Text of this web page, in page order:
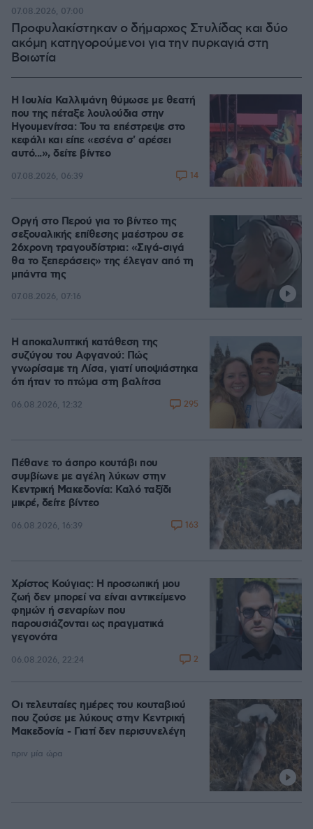
Προφυλακίστηκαν ο δήμαρχος Στυλίδας και δύο
ακόμη κατηγορούμενοι για την πυρκαγιά στη
Βοιωτία
07.08.2026, 07:00
Η Ιουλία Καλλιμάνη θύμωσε με θεατή
που της πέταξε λουλούδια στην
Ηγουμενίτσα: Του τα επέστρεψε στο
κεφάλι και είπε «εσένα σ' αρέσει
αυτό...», δείτε βίντεο
07.08.2026, 06:39 14
Οργή στο Περού για το βίντεο της
σεξουαλικής επίθεσης μαέστρου σε
26χρονη τραγουδίστρια: «Σιγά-σιγά
θα το ξεπεράσεις» της έλεγαν από τη
μπάντα της
07.08.2026, 07:16
Η αποκαλυπτική κατάθεση της
συζύγου του Αφγανού: Πώς
γνωρίσαμε τη Λίσα, γιατί υποψιάστηκα
ότι ήταν το πτώμα στη βαλίτσα
06.08.2026, 12:32 295
Πέθανε το άσπρο κουτάβι που
συμβίωνε με αγέλη λύκων στην
Κεντρική Μακεδονία: Καλό ταξίδι
μικρέ, δείτε βίντεο
06.08.2026, 16:39 163
Χρίστος Κούγιας: Η προσωπική μου
ζωή δεν μπορεί να είναι αντικείμενο
φημών ή σεναρίων που
παρουσιάζονται ως πραγματικά
γεγονότα
06.08.2026, 22:24 2
Οι τελευταίες ημέρες του κουταβιού
που ζούσε με λύκους στην Κεντρική
Μακεδονία - Γιατί δεν περισυνελέγη
πριν μία ώρα